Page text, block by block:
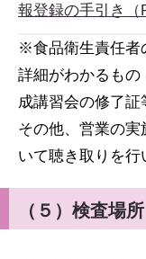
報登録の手引き（
※食品衛生責任者
詳細がわかるもの
成講習会の修了証
その他、営業の
いて聴き取りを行
（５）検査場所